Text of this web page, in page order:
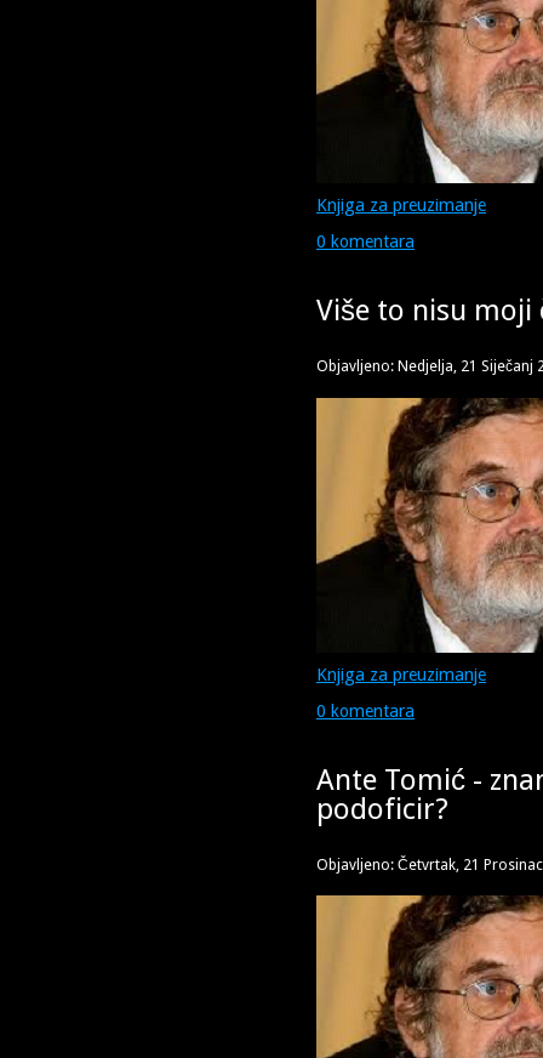
Knjiga za preuzimanje
0 komentara
Više to nisu moji
Objavljeno: Nedjelja, 21 Siječanj
Knjiga za preuzimanje
0 komentara
Ante Tomić -
podoficir?
Objavljeno: Četvrtak, 21